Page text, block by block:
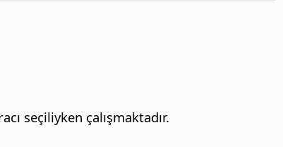
seçiliyken çalışmaktadır.